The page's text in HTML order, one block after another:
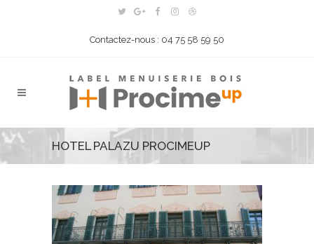
Contactez-nous : 04 75 58 59 50
HOTEL PALAZU PROCIMEUP